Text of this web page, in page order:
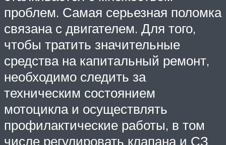
проблем. Самая серьезная поломка
связана с двигателем. Для того,
чтобы тратить значительные
средства на капитальный ремонт,
необходимо следить за
техническим состоянием
мотоцикла и осуществлять
профилактические работы, в том
числе регулировать клапана и СЗ